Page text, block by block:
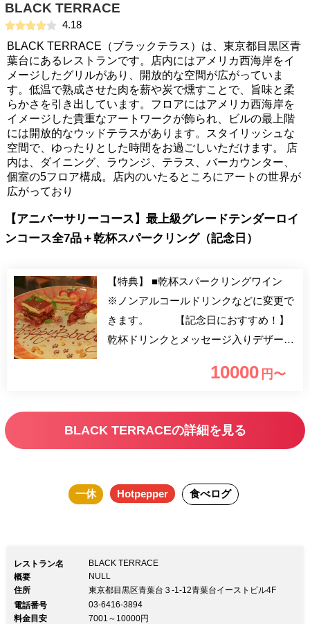
BLACK TERRACE
4.18
BLACK TERRACE（ブラックテラス）は、東京都目黒区青
葉台にあるレストランです。店内にはアメリカ西海岸をイ
メージしたグリルがあり、開放的な空間が広がっていま
す。低温で熟成させた肉を薪や炭で燻すことで、旨味と柔
らかさを引き出しています。フロアにはアメリカ西海岸を
イメージした貴重なアートワークが飾られ、ビルの最上階
には開放的なウッドテラスがあります。スタイリッシュな
空間で、ゆったりとした時間をお過ごしいただけます。 店
内は、ダイニング、ラウンジ、テラス、バーカウンター、
個室の5フロア構成。店内のいたるところにアートの世界が
広がっており
【アニバーサリーコース】最上級グレードテンダーロイ
ンコース全7品＋乾杯スパークリング（記念日）
【特典】 ■乾杯スパークリングワイン
※ノンアルコールドリンクなどに変更で
きます。 【記念日におすすめ！】
乾杯ドリンクとメッセージ入りデザート
テックアートで有名なイアン・ロスが日
かれた非日常の特別な空間のなかで、熟
練シェフが焼き加減にこだわりをもって
10000 円〜
BLACK TERRACEの詳細を見る
一休 Hotpepper 食べログ
レストラン名
BLACK TERRACE
概要
NULL
住所
東京都目黒区青葉台３-1-12青葉台イーストビル4F
電話番号
03-6416-3894
料金目安
7001～10000円